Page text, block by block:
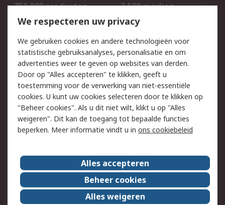
750.000 producten
2.500 merken
Bestellen
Inkoopoplossingen
Track & Trace
Wettelijk
Cookiebeleid
Email veiligheid
Privacybeleid
Websitevoorwaarden
Algemene
verkoopvoorwaarden
Over RS
RS Group
Over ons
RS wereldwijd
Werken bij RS
We respecteren uw privacy
We gebruiken cookies en andere technologieën voor
statistische gebruiksanalyses, personalisatie en om
advertenties weer te geven op websites van derden.
Door op "Alles accepteren" te klikken, geeft u
toestemming voor de verwerking van niet-essentiële
cookies. U kunt uw cookies selecteren door te klikken op
"Beheer cookies". Als u dit niet wilt, klikt u op "Alles
weigeren". Dit kan de toegang tot bepaalde functies
beperken. Meer informatie vindt u in ons cookiebeleid
Alles accepteren
Beheer cookies
Alles weigeren